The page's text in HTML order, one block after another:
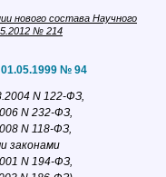
нового состава Научного
№ 214
№ 94
N 122-ФЗ,
N 232-ФЗ,
N 118-ФЗ,
законами
N 194-ФЗ,